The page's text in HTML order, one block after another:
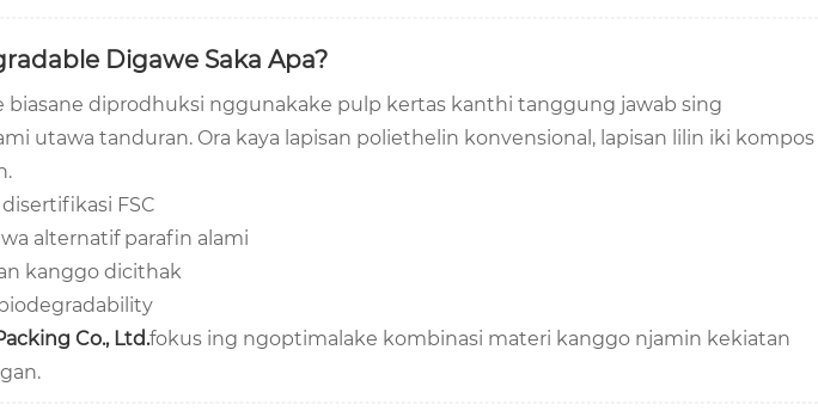
Digawe Saka Apa?
biasane diprodhuksi nggunakake pulp kertas kanthi tanggung jawab sing
utawa tanduran. Ora kaya lapisan poliethelin konvensional, lapisan lilin iki kompos
FSC
alternatif parafin alami
kanggo dicithak
Co., Ltd.fokus ing ngoptimalake kombinasi materi kanggo njamin kekiatan